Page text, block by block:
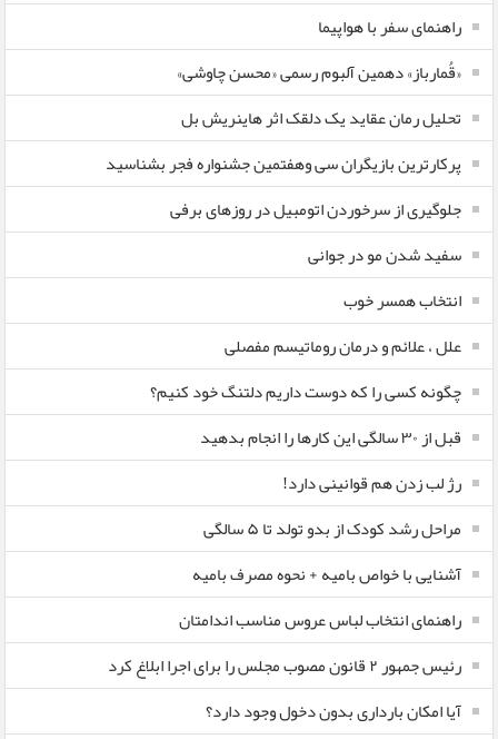
راهنمای سفر با هواپیما
«قُمارباز» دهمین آلبوم رسمی «محسن چاوشی»
تحلیل رمان عقاید یک دلقک اثر هاینریش بل
پرکارترین بازیگران سی وهفتمین جشنواره فجر بشناسید
جلوگیری از سرخوردن اتومبیل در روزهای برفی
سفید شدن مو در جوانی
انتخاب همسر خوب
علل ، علائم و درمان روماتیسم مفصلی
چگونه کسی را که دوست داریم دلتنگ خود کنیم؟
قبل از ۳۰ سالگی این کارها را انجام بدهید
رژ لب زدن هم قوانینی دارد!
مراحل رشد کودک از بدو تولد تا ۵ سالگی
آشنایی با خواص بامیه + نحوه مصرف بامیه
راهنمای انتخاب لباس عروس مناسب اندامتان
رئیس جمهور ۲ قانون مصوب مجلس را برای اجرا ابلاغ کرد
آیا امکان بارداری بدون دخول وجود دارد؟